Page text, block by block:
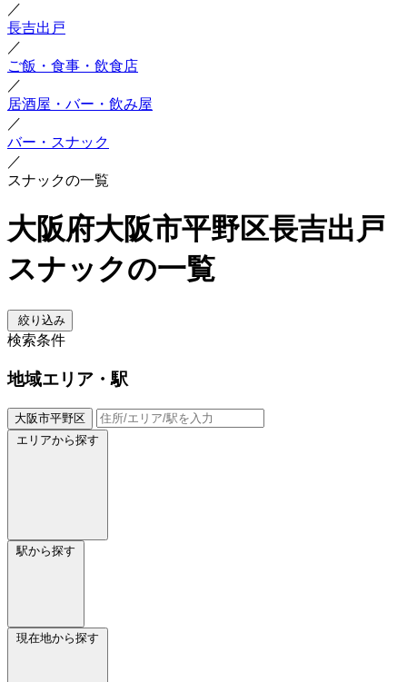
／
長吉出戸
／
ご飯・食事・飲食店
／
居酒屋・バー・飲み屋
／
バー・スナック
／
スナックの一覧
大阪府大阪市平野区長吉出戸
スナックの一覧
絞り込み
検索条件
地域エリア・駅
大阪市平野区
エリアから探す
駅から探す
現在地から探す